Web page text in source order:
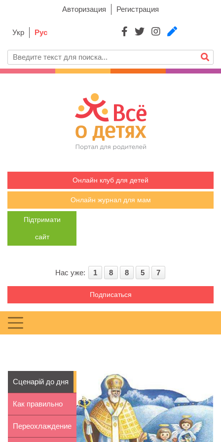
Авторизация Регистрация
Укр Рус
Онлайн клуб для детей
Онлайн журнал для мам
Підтримати
сайт
Нас уже: 1 8 8 5 7
Подписаться
Сценарій до дня
Святого
Миколая
Как правильно
выбрать размер
Переохлаждение